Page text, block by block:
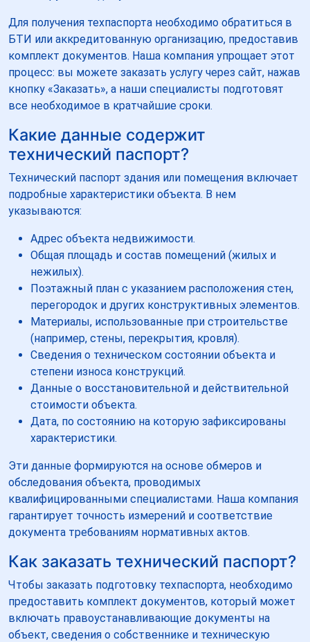
Для получения техпаспорта необходимо обратиться в
БТИ или аккредитованную организацию, предоставив
комплект документов. Наша компания упрощает этот
процесс: вы можете заказать услугу через сайт, нажав
кнопку «Заказать», а наши специалисты подготовят
все необходимое в кратчайшие сроки.
Какие данные содержит
технический паспорт?
Технический паспорт здания или помещения включает
подробные характеристики объекта. В нем
указываются:
Адрес объекта недвижимости.
Общая площадь и состав помещений (жилых и
нежилых).
Поэтажный план с указанием расположения стен,
перегородок и других конструктивных элементов.
Материалы, использованные при строительстве
(например, стены, перекрытия, кровля).
Сведения о техническом состоянии объекта и
степени износа конструкций.
Данные о восстановительной и действительной
стоимости объекта.
Дата, по состоянию на которую зафиксированы
характеристики.
Эти данные формируются на основе обмеров и
обследования объекта, проводимых
квалифицированными специалистами. Наша компания
гарантирует точность измерений и соответствие
документа требованиям нормативных актов.
Как заказать технический паспорт?
Чтобы заказать подготовку техпаспорта, необходимо
предоставить комплект документов, который может
включать правоустанавливающие документы на
объект, сведения о собственнике и техническую